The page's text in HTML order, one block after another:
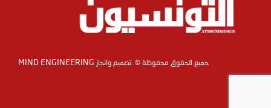
جميع الحقوق محفوظة ©. تصميم وانجاز MIND ENGINEERING